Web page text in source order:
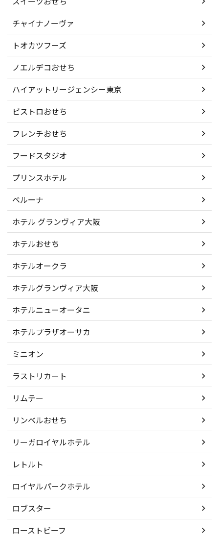
チャイナノーヴァ
トオカツフーズ
ノエルデコおせち
ハイアットリージェンシー東京
ビストロおせち
フレンチおせち
フードスタジオ
プリンスホテル
ベルーナ
ホテル グランヴィア大阪
ホテルおせち
ホテルオークラ
ホテルグランヴィア大阪
ホテルニューオータニ
ホテルプラザオーサカ
ミニオン
ラストリカート
リムテー
リンベルおせち
リーガロイヤルホテル
レトルト
ロイヤルパークホテル
ロブスター
ローストビーフ